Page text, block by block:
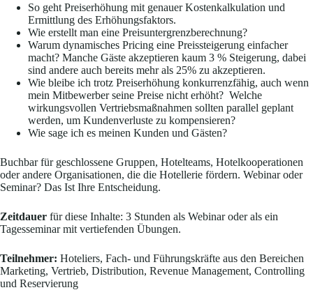
So geht Preiserhöhung mit genauer Kostenkalkulation und
Ermittlung des Erhöhungsfaktors.
Wie erstellt man eine Preisuntergrenzberechnung?
Warum dynamisches Pricing eine Preissteigerung einfacher
macht? Manche Gäste akzeptieren kaum 3 % Steigerung, dabei
sind andere auch bereits mehr als 25% zu akzeptieren.
Wie bleibe ich trotz Preiserhöhung konkurrenzfähig, auch wenn
mein Mitbewerber seine Preise nicht erhöht? Welche
wirkungsvollen Vertriebsmaßnahmen sollten parallel geplant
werden, um Kundenverluste zu kompensieren?
Wie sage ich es meinen Kunden und Gästen?
Buchbar für geschlossene Gruppen, Hotelteams, Hotelkooperationen
oder andere Organisationen, die die Hotellerie fördern. Webinar oder
Seminar? Das Ist Ihre Entscheidung.
Zeitdauer für diese Inhalte: 3 Stunden als Webinar oder als ein
Tagesseminar mit vertiefenden Übungen.
Teilnehmer: Hoteliers, Fach- und Führungskräfte aus den Bereichen
Marketing, Vertrieb, Distribution, Revenue Management, Controlling
und Reservierung